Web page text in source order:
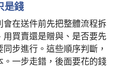
是錢
在送件前先把整體流程拆
買賣還是贈與、是否要先
步進行。這些順序判斷，
一步走錯，後面要花的錢